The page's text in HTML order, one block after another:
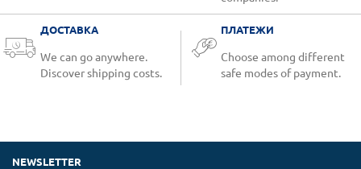
ДОСТАВКА
We can go anywhere.
Discover shipping costs.
ПЛАТЕЖИ
Choose among different
safe modes of payment.
NEWSLETTER